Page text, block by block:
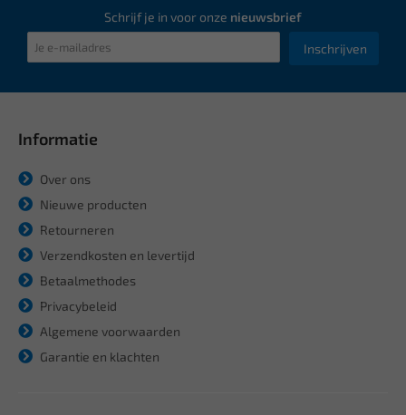
Schrijf je in voor onze nieuwsbrief
Inschrijven
Informatie
Over ons
Nieuwe producten
Retourneren
Verzendkosten en levertijd
Betaalmethodes
Privacybeleid
Algemene voorwaarden
Garantie en klachten